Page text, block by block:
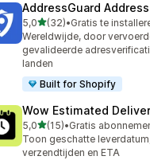
AddressGuard
5,0van 5 sterren
(32)
32 recensies in totaal
•Gratis te
Wereldwijde, door
gevalideerde
landen
Built for Shopify
Wow Estimated
5,0van 5 sterren
(15)
15 recensies in totaal
•
Toon geschatte
verzendtijden en ETA